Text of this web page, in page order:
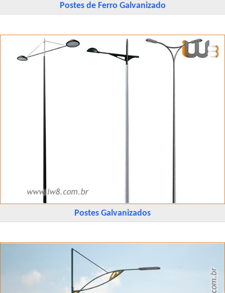
Postes de Ferro Galvanizado
Postes Galvanizados